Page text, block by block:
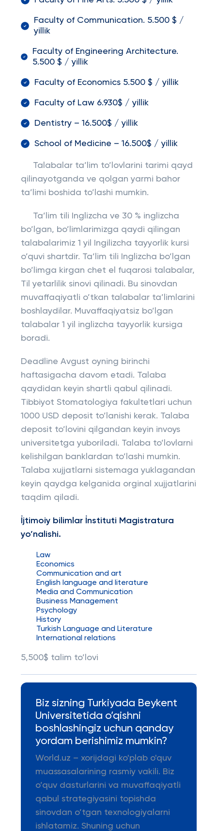
Faculty of Communication. 5.500 $ /
yillik
Faculty of Engineering Architecture.
5.500 $ / yillik
Faculty of Economics 5.500 $ / yillik
Faculty of Law 6.930$ / yillik
Dentistry – 16.500$ / yillik
School of Medicine – 16.500$ / yillik
Talabalar ta’lim to’lovlarini tarimi qayd
qilinayotganda ve qolgan yarmi bahor
ta’limi boshida to’lashi mumkin.
Ta’lim tili Inglizcha ve 30 % inglizcha
bo’lgan, bo’limlarimizga qaydi qilingan
talabalarimiz 1 yil Ingilizcha tayyorlik kursi
o’quvi shartdir. Ta’lim tili Inglizcha bo’lgan
bo’limga kirgan chet el fuqarosi talabalar,
Til yetarlilik sinovi qilinadi. Bu sinovdan
muvaffaqiyatli o’tkan talabalar ta’limlarini
boshlaydilar. Muvaffaqiyatsiz bo’lgan
talabalar 1 yil inglizcha tayyorlik kursiga
boradi.
Deadline Avgust oyning birinchi
haftasigacha davom etadi. Talaba
qaydidan keyin shartli qabul qilinadi.
Tibbiyot Stomatologiya fakultetlari uchun
1000 USD deposit to’lanishi kerak. Talaba
deposit to’lovini qilgandan keyin invoys
universitetga yuboriladi. Talaba to’lovlarni
kelishilgan banklardan to’lashi mumkin.
Talaba xujjatlarni sistemaga yuklagandan
keyin qaydga kelganida orginal xujjatlarini
taqdim qiladi.
İjtimoiy bilimlar İnstituti Magistratura
yo’nalishi.
Law
Economics
Communication and art
English language and literature
Media and Communication
Business Management
Psychology
History
Turkish Language and Literature
International relations
5,500$ talim to’lovi
Biz sizning Turkiyada Beykent
Universitetida o’qishni
boshlashingiz uchun qanday
yordam berishimiz mumkin?
World.uz – xorijdagi ko'plab o'quv
muassasalarining rasmiy vakili. Biz
o’quv dasturlarini va muvaffaqiyatli
qabul strategiyasini topishda
sinovdan o’tgan texnologiyalarni
ishlatamiz. Shuning uchun